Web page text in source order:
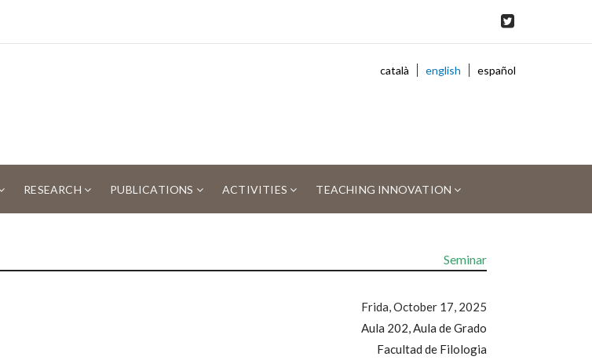
català english español
RESEARCH PUBLICATIONS ACTIVITIES TEACHING INNOVATION
Seminar
Frida, October 17, 2025
Aula 202, Aula de Grado
Facultad de Filologia